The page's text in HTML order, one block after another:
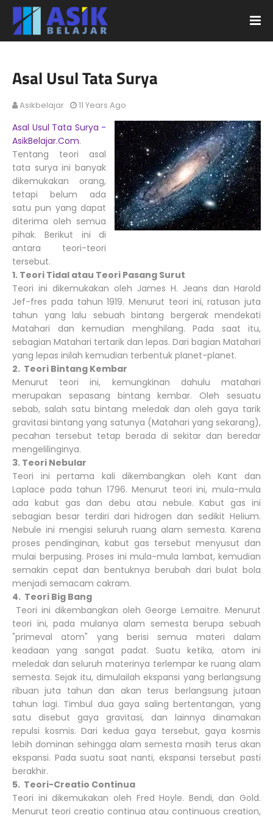
Asal Usul Tata Surya
Asikbelajar 11 Years Ago
Asal Usul Tata Surya -
AsikBelajar.Com.
Tentang teori asal
tata surya ini banyak
dikemukakan orang,
tetapi belum ada
satu pun yang dapat
diterima oleh semua
pihak. Berikut ini di
antara teori-teori
tersebut.
1. Teori Tidal atau Teori Pasang Surut
Teori ini dikemukakan oleh James H. Jeans dan Harold
Jef-fres pada tahun 1919. Menurut teori ini, ratusan juta
tahun yang lalu sebuah bintang bergerak mendekati
Matahari dan kemudian menghilang. Pada saat itu,
sebagian Matahari tertarik dan lepas. Dari bagian Matahari
yang lepas inilah kemudian terbentuk planet-planet.
2. Teori Bintang Kembar
Menurut teori ini, kemungkinan dahulu matahari
merupakan sepasang bintang kembar. Oleh sesuatu
sebab, salah satu bintang meledak dan oleh gaya tarik
gravitasi bintang yang satunya (Matahari yang sekarang),
pecahan tersebut tetap berada di sekitar dan beredar
mengelilinginya.
3. Teori Nebular
Teori ini pertama kali dikembangkan oleh Kant dan
Laplace pada tahun 1796. Menurut teori ini, mula-mula
ada kabut gas dan debu atau nebule. Kabut gas ini
sebagian besar terdiri dari hidrogen dan sedikit Helium.
Nebule ini mengisi seluruh ruang alam semesta. Karena
proses pendinginan, kabut gas tersebut menyusut dan
mulai berpusing. Proses ini mula-mula lambat, kemudian
semakin cepat dan bentuknya berubah dari bulat bola
menjadi semacam cakram.
4. Teori Big Bang
Teori ini dikembangkan oleh George Lemaitre. Menurut
teori ini, pada mulanya alam semesta berupa sebuah
"primeval atom" yang berisi semua materi dalam
keadaan yang sangat padat. Suatu ketika, atom ini
meledak dan seluruh materinya terlempar ke ruang alam
semesta. Sejak itu, dimulailah ekspansi yang berlangsung
ribuan juta tahun dan akan terus berlangsung jutaan
tahun lagi. Timbul dua gaya saling bertentangan, yang
satu disebut gaya gravitasi, dan lainnya dinamakan
repulsi kosmis. Dari kedua gaya tersebut, gaya kosmis
lebih dominan sehingga alam semesta masih terus akan
ekspansi. Pada suatu saat nanti, ekspansi tersebut pasti
berakhir.
5. Teori-Creatio Continua
Teori ini dikemukakan oleh Fred Hoyle. Bendi, dan Gold.
Menurut teori creatio continua atau continuous creation,